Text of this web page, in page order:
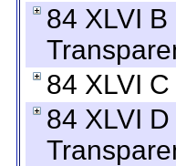
84 XLVI
84 XLVI
84 XLVI